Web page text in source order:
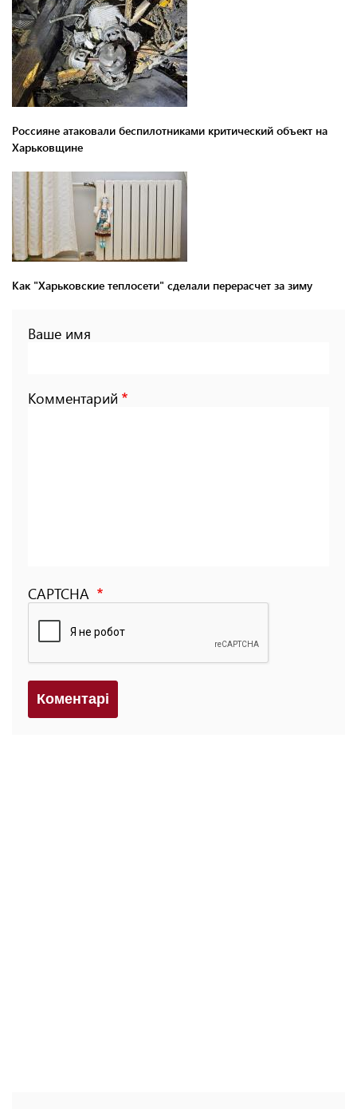
Россияне атаковали беспилотниками критический объект на
Харьковщине
Как "Харьковские теплосети" сделали перерасчет за зиму
Ваше имя
Комментарий
CAPTCHA
Коментарi